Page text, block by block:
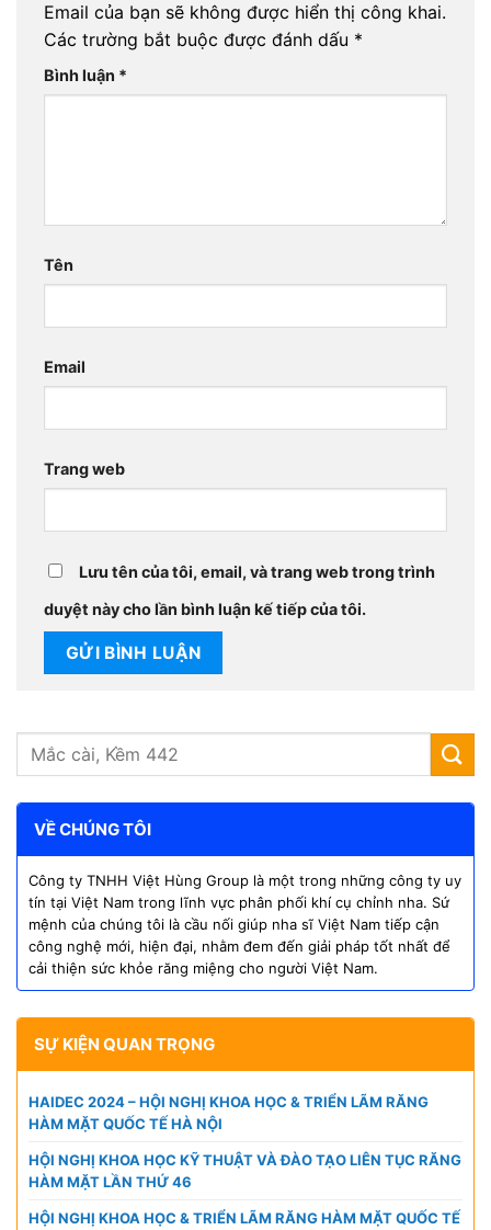
Email của bạn sẽ không được hiển thị công khai.
Các trường bắt buộc được đánh dấu *
Bình luận *
Tên
Email
Trang web
Lưu tên của tôi, email, và trang web trong trình
duyệt này cho lần bình luận kế tiếp của tôi.
VỀ CHÚNG TÔI
Công ty TNHH Việt Hùng Group là một trong những công ty uy
tín tại Việt Nam trong lĩnh vực phân phối khí cụ chỉnh nha. Sứ
mệnh của chúng tôi là cầu nối giúp nha sĩ Việt Nam tiếp cận
công nghệ mới, hiện đại, nhằm đem đến giải pháp tốt nhất để
cải thiện sức khỏe răng miệng cho người Việt Nam.
SỰ KIỆN QUAN TRỌNG
HAIDEC 2024 – HỘI NGHỊ KHOA HỌC & TRIỂN LÃM RĂNG
HÀM MẶT QUỐC TẾ HÀ NỘI
HỘI NGHỊ KHOA HỌC KỸ THUẬT VÀ ĐÀO TẠO LIÊN TỤC RĂNG
HÀM MẶT LẦN THỨ 46
HỘI NGHỊ KHOA HỌC & TRIỂN LÃM RĂNG HÀM MẶT QUỐC TẾ